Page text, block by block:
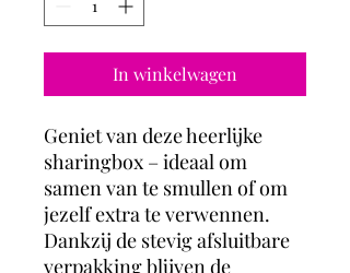
In winkelwagen
Geniet van deze heerlijke
sharingbox – ideaal om
samen van te smullen of om
jezelf extra te verwennen.
Dankzij de stevig afsluitbare
verpakking blijven de